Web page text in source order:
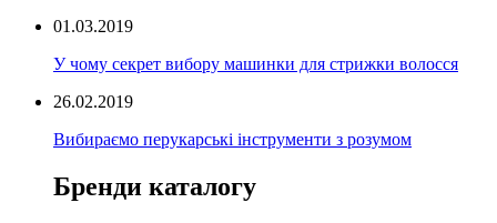
01.03.2019
У чому секрет вибору машинки для стрижки волосся
26.02.2019
Вибираємо перукарські інструменти з розумом
Бренди каталогу